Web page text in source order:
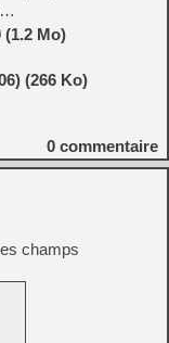
(1.2 Mo)
(266 Ko)
0 commentaire
champs